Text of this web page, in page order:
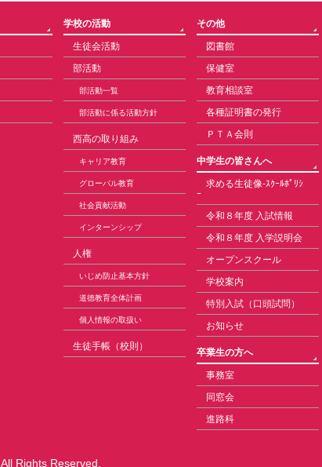
学校の活動
生徒会活動
部活動
部活動一覧
部活動に係る活動方針
西高の取り組み
キャリア教育
グローバル教育
社会貢献活動
インターンシップ
人権
いじめ防止基本方針
道徳教育全体計画
個人情報の取扱い
生徒手帳（校則）
その他
図書館
保健室
教育相談室
各種証明書の発行
ＰＴＡ会則
中学生の皆さんへ
求める生徒像-ｽｸｰﾙﾎﾟﾘｼ
ｰ
令和８年度 入試情報
令和８年度 入学説明会
オープンスクール
学校案内
特別入試（口頭試問）
お知らせ
卒業生の方へ
事務室
同窓会
進路科
All Rights Reserved.